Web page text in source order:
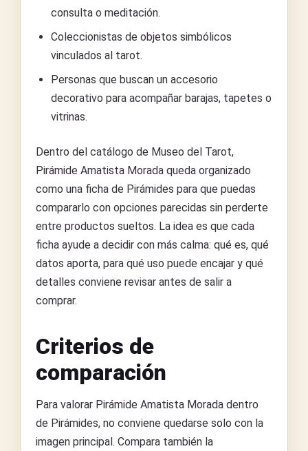
consulta o meditación.
Coleccionistas de objetos simbólicos
vinculados al tarot.
Personas que buscan un accesorio
decorativo para acompañar barajas, tapetes o
vitrinas.
Dentro del catálogo de Museo del Tarot,
Pirámide Amatista Morada queda organizado
como una ficha de Pirámides para que puedas
compararlo con opciones parecidas sin perderte
entre productos sueltos. La idea es que cada
ficha ayude a decidir con más calma: qué es, qué
datos aporta, para qué uso puede encajar y qué
detalles conviene revisar antes de salir a
comprar.
Criterios de
comparación
Para valorar Pirámide Amatista Morada dentro
de Pirámides, no conviene quedarse solo con la
imagen principal. Compara también la